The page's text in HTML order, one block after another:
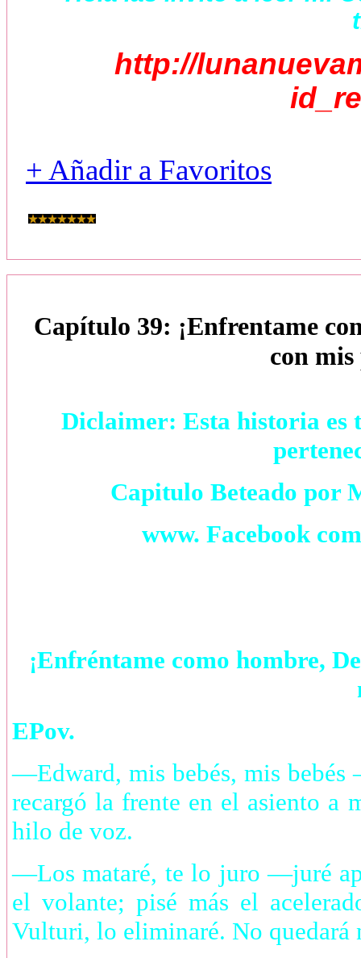
http://
+ Añadir a Favoritos
Capítulo 39: ¡Enfrentame
con
Diclaimer: Esta historia es
Capitulo Beteado por
www. Facebook
¡Enfréntame como hombre,
EPov.
—Edward, mis bebés, mis
recargó la frente en el asiento
hilo de voz.
—Los mataré, te lo juro —juré
el volante; pisé más el
Vulturi, lo eliminaré. No quedará